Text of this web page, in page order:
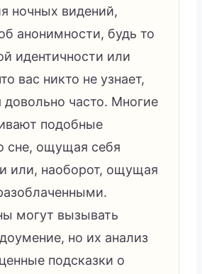
ночных видений,
анонимности, будь то
идентичности или
вас никто не узнает,
довольно часто. Многие
подобные
сне, ощущая себя
или, наоборот, ощущая
могут вызывать
но их анализ
подсказки о